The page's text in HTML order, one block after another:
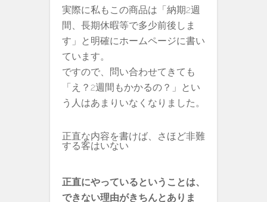
実際に私もこの商品は「納期2週
間、長期休暇等で多少前後しま
す」と明確にホームページに書い
ています。
ですので、問い合わせてきても
「え？2週間もかかるの？」とい
う人はあまりいなくなりました。
正直な内容を書けば、さほど非難
する客はいない
正直にやっているということは、
できない理由がきちんとありま